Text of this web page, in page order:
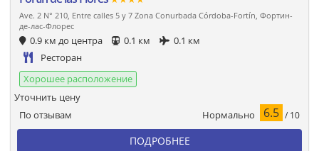
Ave. 2 N° 210, Entre calles 5 y 7 Zona Conurbada Córdoba-Fortín, Фортин-
де-лас-Флорес
0.9 км до центра 0.1 км
0.1 км
Ресторан
Хорошее расположение
По отзывам Нормально 6.5 / 10
Уточнить цену
ПОДРОБНЕЕ